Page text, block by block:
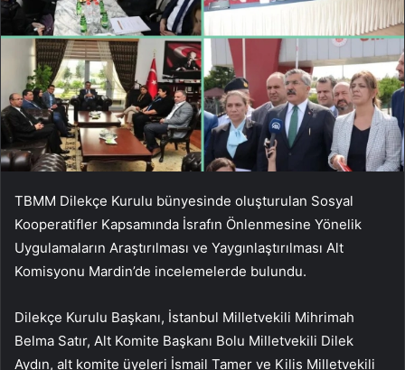
TBMM Dilekçe Kurulu bünyesinde oluşturulan Sosyal
Kooperatifler Kapsamında İsrafın Önlenmesine Yönelik
Uygulamaların Araştırılması ve Yaygınlaştırılması Alt
Komisyonu Mardin’de incelemelerde bulundu.
Dilekçe Kurulu Başkanı, İstanbul Milletvekili Mihrimah
Belma Satır, Alt Komite Başkanı Bolu Milletvekili Dilek
Aydın, alt komite üyeleri İsmail Tamer ve Kilis Milletvekili